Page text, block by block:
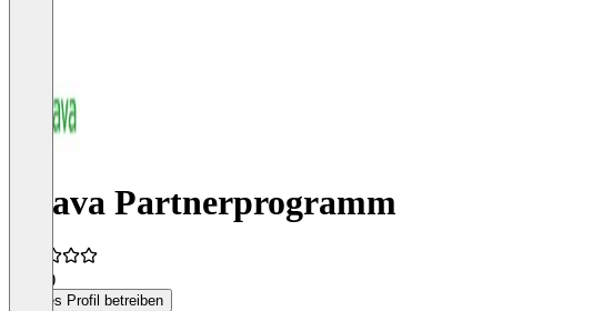
smava Partnerprogramm
(1)
Dieses Profil betreiben